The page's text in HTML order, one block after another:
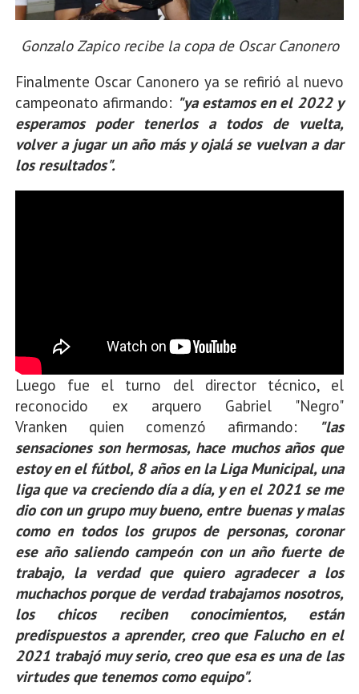
Gonzalo Zapico recibe la copa de Oscar Canonero
Finalmente Oscar Canonero ya se refirió al nuevo
campeonato afirmando: "ya estamos en el 2022 y
esperamos poder tenerlos a todos de vuelta,
volver a jugar un año más y ojalá se vuelvan a dar
los resultados".
Luego fue el turno del director técnico, el
reconocido ex arquero Gabriel "Negro"
Vranken
quien comenzó afirmando:
"las
sensaciones son hermosas, hace muchos años que
estoy en el fútbol, 8 años en la Liga Municipal, una
liga que va creciendo día a día, y en el 2021 se me
dio con un grupo muy bueno, entre buenas y malas
como en todos los grupos de personas, coronar
ese año saliendo campeón con un año fuerte de
trabajo, la verdad que quiero agradecer a los
muchachos porque de verdad trabajamos nosotros,
los chicos reciben conocimientos, están
predispuestos a aprender, creo que Falucho en el
2021 trabajó muy serio, creo que esa es una de las
virtudes que tenemos como equipo".